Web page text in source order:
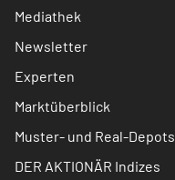
Mediathek
Newsletter
Experten
Marktüberblick
Muster- und Real-Depots
DER AKTIONÄR Indizes